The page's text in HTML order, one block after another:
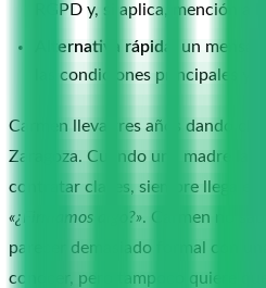
RGPD y, si aplica, mención a
Alternativa rápida:
un
las condiciones principales y
Carmen lleva tres años dando
Zaragoza. Cuando una madre la
contratar clases, siempre llega el
«¿Firmamos algo?». Carmen no
parecer demasiado formal con
conocer, pero tampoco quiere